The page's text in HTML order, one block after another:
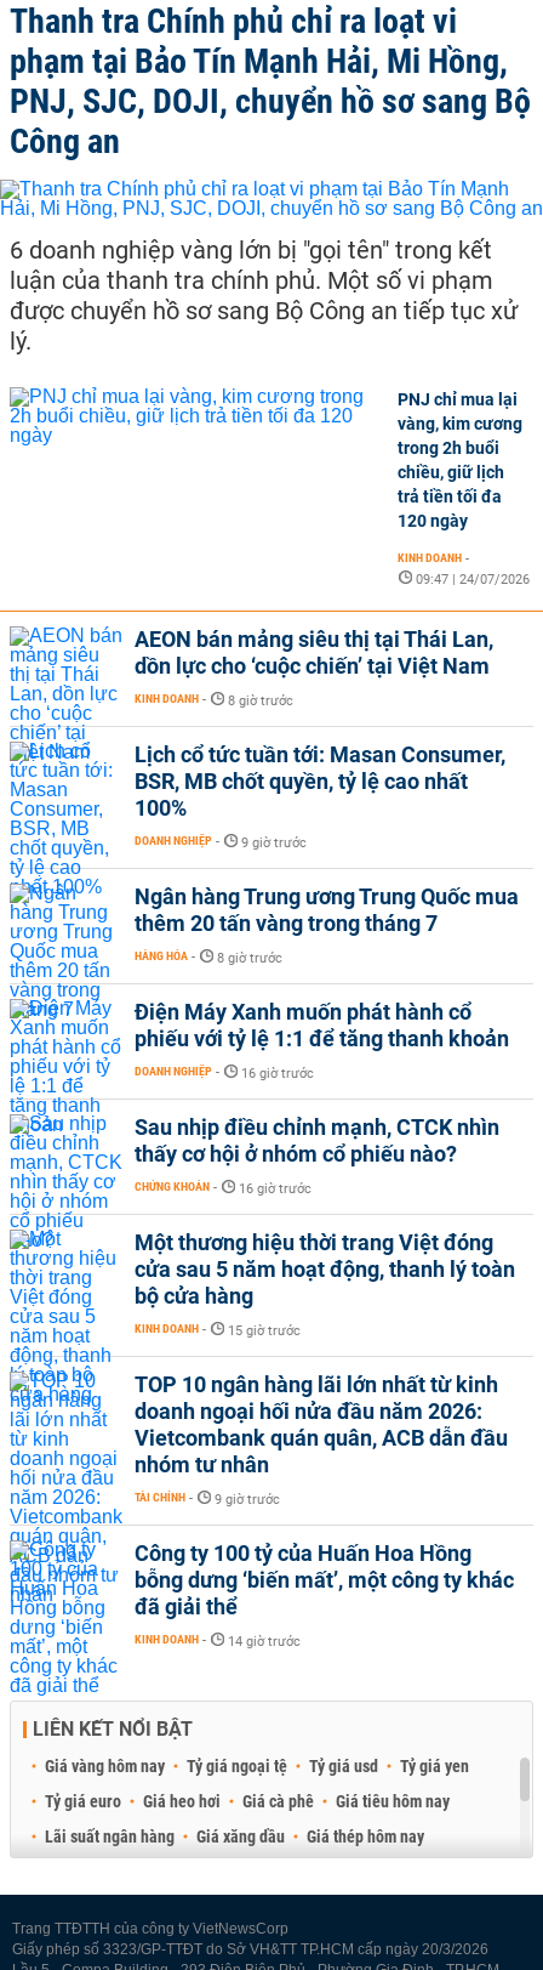
Thanh tra Chính phủ chỉ ra loạt vi
phạm tại Bảo Tín Mạnh Hải, Mi Hồng,
PNJ, SJC, DOJI, chuyển hồ sơ sang Bộ
Công an
6 doanh nghiệp vàng lớn bị "gọi tên" trong kết
luận của thanh tra chính phủ. Một số vi phạm
được chuyển hồ sơ sang Bộ Công an tiếp tục xử
lý.
PNJ chỉ mua lại
vàng, kim cương
trong 2h buổi
chiều, giữ lịch
trả tiền tối đa
120 ngày
KINH DOANH -
09:47 | 24/07/2026
AEON bán mảng siêu thị tại Thái Lan,
dồn lực cho ‘cuộc chiến’ tại Việt Nam
KINH DOANH - 8 giờ trước
Lịch cổ tức tuần tới: Masan Consumer,
BSR, MB chốt quyền, tỷ lệ cao nhất
100%
DOANH NGHIỆP - 9 giờ trước
Ngân hàng Trung ương Trung Quốc mua
thêm 20 tấn vàng trong tháng 7
HÀNG HÓA - 8 giờ trước
Điện Máy Xanh muốn phát hành cổ
phiếu với tỷ lệ 1:1 để tăng thanh khoản
DOANH NGHIỆP - 16 giờ trước
Sau nhịp điều chỉnh mạnh, CTCK nhìn
thấy cơ hội ở nhóm cổ phiếu nào?
CHỨNG KHOÁN - 16 giờ trước
Một thương hiệu thời trang Việt đóng
cửa sau 5 năm hoạt động, thanh lý toàn
bộ cửa hàng
KINH DOANH - 15 giờ trước
TOP 10 ngân hàng lãi lớn nhất từ kinh
doanh ngoại hối nửa đầu năm 2026:
Vietcombank quán quân, ACB dẫn đầu
nhóm tư nhân
TÀI CHÍNH - 9 giờ trước
Công ty 100 tỷ của Huấn Hoa Hồng
bỗng dưng ‘biến mất’, một công ty khác
đã giải thể
KINH DOANH - 14 giờ trước
LIÊN KẾT NỔI BẬT
Giá vàng hôm nay Tỷ giá ngoại tệ Tỷ giá usd
Tỷ giá yen
Tỷ giá euro
Giá heo hơi Giá cà phê
Giá tiêu hôm nay
Lãi suất ngân hàng
Giá xăng dầu
Giá thép hôm nay
Trang TTĐTTH của công ty VietNewsCorp
Giấy phép số 3323/GP-TTĐT do Sở VH&TT TP.HCM cấp ngày 20/3/2026